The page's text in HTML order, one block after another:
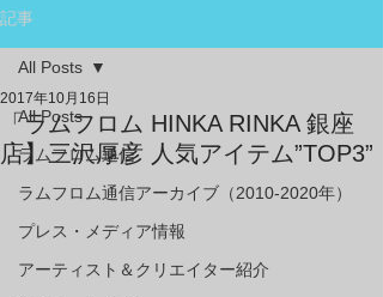
記事
All Posts
ラムフロム通信
ラムフロム通信アーカイブ（2010-2020年）
プレス・メディア情報
アーティスト＆クリエイター紹介
All Posts
「ラムフロム HINKA RINKA 銀座
店】三沢厚彦 人気アイテム”TOP3”
2017年10月16日